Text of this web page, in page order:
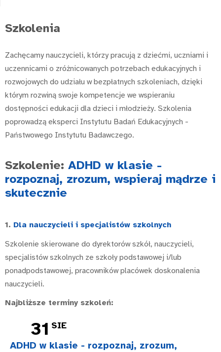
Szkolenia
Zachęcamy nauczycieli, którzy pracują z dziećmi, uczniami i
uczennicami o zróżnicowanych potrzebach edukacyjnych i
rozwojowych do udziału w bezpłatnych szkoleniach, dzięki
którym rozwiną swoje kompetencje we wspieraniu
dostępności edukacji dla dzieci i młodzieży. Szkolenia
poprowadzą eksperci Instytutu Badań Edukacyjnych -
Państwowego Instytutu Badawczego.
Szkolenie: ADHD w klasie -
rozpoznaj, zrozum, wspieraj mądrze i
skutecznie
1. Dla nauczycieli i specjalistów szkolnych
Szkolenie skierowane do dyrektorów szkół, nauczycieli,
specjalistów szkolnych ze szkoły podstawowej i/lub
ponadpodstawowej, pracowników placówek doskonalenia
nauczycieli.
Najbliższe terminy szkoleń:
31 SIE
ADHD w klasie - rozpoznaj, zrozum,